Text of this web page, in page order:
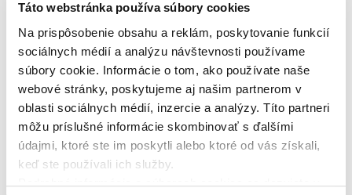
Táto webstránka používa súbory cookies
Na prispôsobenie obsahu a reklám, poskytovanie funkcií
sociálnych médií a analýzu návštevnosti používame
súbory cookie. Informácie o tom, ako používate naše
webové stránky, poskytujeme aj našim partnerom v
oblasti sociálnych médií, inzercie a analýzy. Títo partneri
môžu príslušné informácie skombinovať s ďalšími
údajmi, ktoré ste im poskytli alebo ktoré od vás získali,
keď ste používali ich služby.
Podrobné informácie o súboroch cookies sa dozviete v